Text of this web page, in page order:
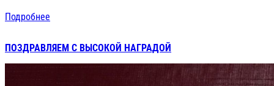
Подробнее
ПОЗДРАВЛЯЕМ С ВЫСОКОЙ НАГРАДОЙ